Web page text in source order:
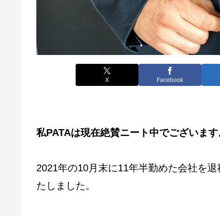
X Facebook
私PATAは現在絶賛ニート中でございま
2021年の10月末に11年半勤めた会社を
たしました。